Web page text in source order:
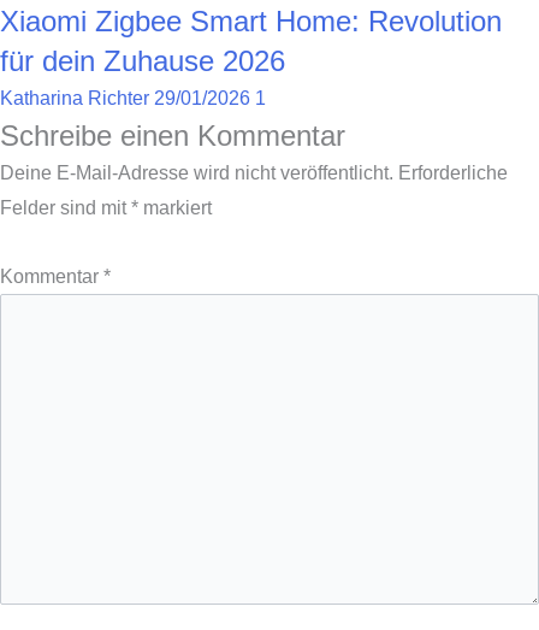
Xiaomi Zigbee Smart Home: Revolution
für dein Zuhause 2026
Katharina Richter 29/01/2026 1
Schreibe einen Kommentar
Deine E-Mail-Adresse wird nicht veröffentlicht. Erforderliche
Felder sind mit* markiert
Kommentar *